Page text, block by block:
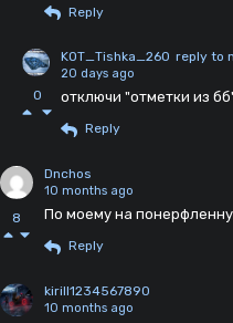
Reply
0
KOT_Tishka_260 reply to
20 days ago
отключи "отметки из
Reply
8
Dnchos
10 months ago
По моему на
Reply
kirill1234567890
10 months ago